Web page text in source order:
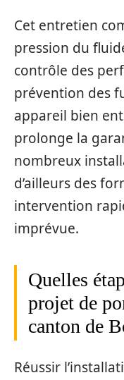
Cet entretien
pression du
contrôle des
prévention des
appareil bien
prolonge la
nombreux
d’ailleurs des
intervention
imprévue.
Quelles
projet de
canton de
Réussir